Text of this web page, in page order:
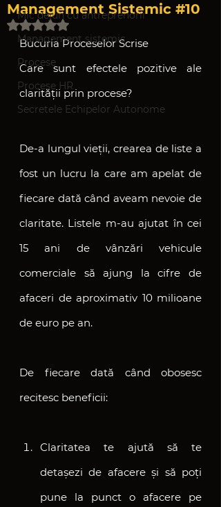
Mic dejun cu antreprenorii
Management sistemic
Procese
Procese HR
Secretele Echipelor Autonome
Management Sistemic #10
Evaluat(ă) cu NaN din 5 stele.
Bucuria Proceselor Scrise
Care sunt efectele pozitive ale
clarității prin procese?
De-a lungul vieții, crearea de liste a
fost un lucru la care am apelat de
fiecare dată când aveam nevoie de
claritate. Listele m-au ajutat în cei
15 ani de vânzări vehicule
comerciale să ajung la cifre de
afaceri de aproximativ 10 milioane
de euro pe an.
De fiecare dată când obosesc
recitesc beneficii:
Claritatea te ajută să te
detașezi de afacere și să poți
pune la punct o afacere pe